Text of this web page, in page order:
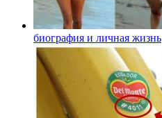
биография и личная жизнь